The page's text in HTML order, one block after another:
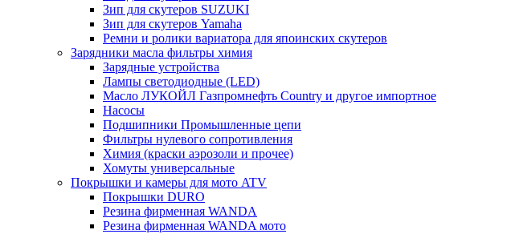
Зип для скутеров SUZUKI
Зип для скутеров Yamaha
Ремни и ролики вариатора для япоинских скутеров
Зарядники масла фильтры химия
Зарядные устройства
Лампы светодиодные (LED)
Масло ЛУКОЙЛ Газпромнефть Country и другое импортное
Насосы
Подшипники Промышленные цепи
Фильтры нулевого сопротивления
Химия (краски аэрозоли и прочее)
Хомуты универсальные
Покрышки и камеры для мото ATV
Покрышки DURO
Резина фирменная WANDA
Резина фирменная WANDA мото